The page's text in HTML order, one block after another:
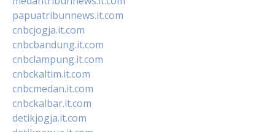
papuatribunnews.it.com
cnbcjogja.it.com
cnbcbandung.it.com
cnbclampung.it.com
cnbckaltim.it.com
cnbcmedan.it.com
cnbckalbar.it.com
detikjogja.it.com